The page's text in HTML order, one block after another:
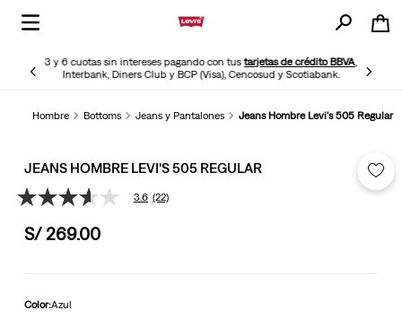
3 y 6 cuotas sin intereses pagando con tustarjetas de crédito BBVA,
Interbank, Diners Club y BCP (Visa), Cencosud y Scotiabank.
Hombre Bottoms Jeans y Pantalones Jeans Hombre Levi's 505 Regular
JEANS HOMBRE LEVI'S 505 REGULAR
3.6
5
valoración.
3.6 (22)
S/ 269.00
Color:Azul